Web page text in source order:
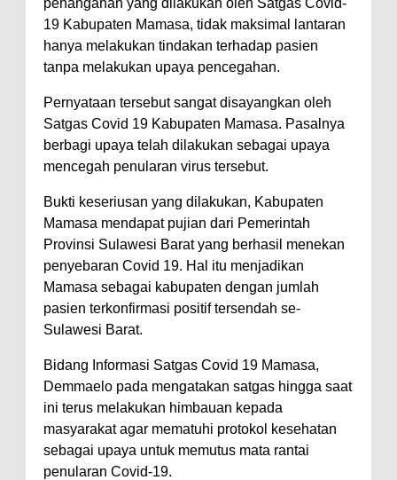
penanganan yang dilakukan oleh Satgas Covid-
19 Kabupaten Mamasa, tidak maksimal lantaran
hanya melakukan tindakan terhadap pasien
tanpa melakukan upaya pencegahan.
Pernyataan tersebut sangat disayangkan oleh
Satgas Covid 19 Kabupaten Mamasa. Pasalnya
berbagi upaya telah dilakukan sebagai upaya
mencegah penularan virus tersebut.
Bukti keseriusan yang dilakukan, Kabupaten
Mamasa mendapat pujian dari Pemerintah
Provinsi Sulawesi Barat yang berhasil menekan
penyebaran Covid 19. Hal itu menjadikan
Mamasa sebagai kabupaten dengan jumlah
pasien terkonfirmasi positif tersendah se-
Sulawesi Barat.
Bidang Informasi Satgas Covid 19 Mamasa,
Demmaelo pada mengatakan satgas hingga saat
ini terus melakukan himbauan kepada
masyarakat agar mematuhi protokol kesehatan
sebagai upaya untuk memutus mata rantai
penularan Covid-19.